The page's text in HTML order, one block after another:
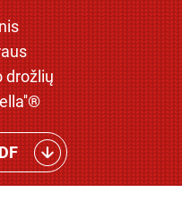
drožlių